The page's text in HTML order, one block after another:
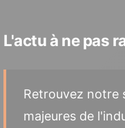
L'actu à ne pas
Retrouvez notre
majeures de